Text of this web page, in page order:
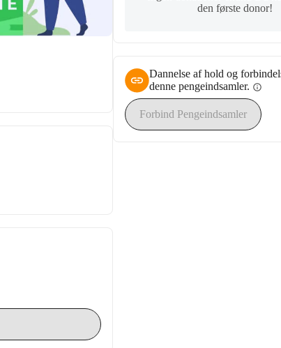
den første donor!
Dannelse af hold og
denne pengeindsamler. info
Forbind Pengeindsamler